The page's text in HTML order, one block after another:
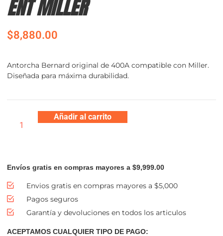
ENT MILLER
$8,880.00
Antorcha Bernard original de 400A compatible con Miller.
Diseñada para máxima durabilidad.
Añadir al carrito
Envíos gratis en compras mayores a $9,999.00
Envios gratis en compras mayores a $5,000
Pagos seguros
Garantía y devoluciones en todos los articulos
ACEPTAMOS CUALQUIER TIPO DE PAGO: